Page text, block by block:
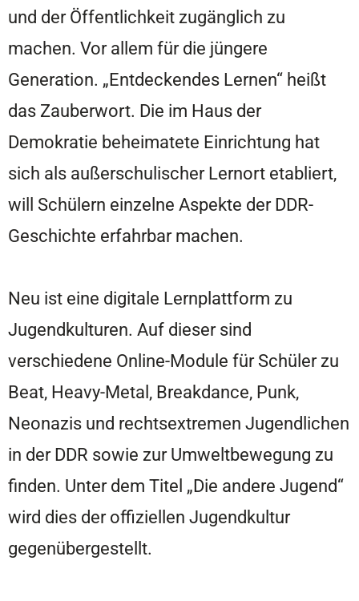
und der Öffentlichkeit zugänglich zu
machen. Vor allem für die jüngere
Generation. „Entdeckendes Lernen“ heißt
das Zauberwort. Die im Haus der
Demokratie beheimatete Einrichtung hat
sich als außerschulischer Lernort etabliert,
will Schülern einzelne Aspekte der DDR-
Geschichte erfahrbar machen.
Neu ist eine digitale Lernplattform zu
Jugendkulturen. Auf dieser sind
verschiedene Online-Module für Schüler zu
Beat, Heavy-Metal, Breakdance, Punk,
Neonazis und rechtsextremen Jugendlichen
in der DDR sowie zur Umweltbewegung zu
finden. Unter dem Titel „Die andere Jugend“
wird dies der offiziellen Jugendkultur
gegenübergestellt.